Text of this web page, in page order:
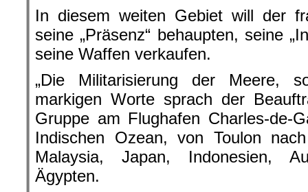
In diesem weiten Gebiet will der
seine „Präsenz“ behaupten, seine
seine Waffen verkaufen.
„Die Militarisierung der Meere,
markigen Worte sprach der
Gruppe am Flughafen Charles-de-
Indischen Ozean, von Toulon
Malaysia, Japan, Indonesien,
Ägypten.